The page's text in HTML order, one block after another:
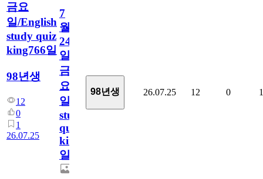
금요
일/English
study quiz
king766일
98년생
12
0
1
26.07.25
7
월
24
일
금
요
일/English
study
quiz
king766
일
98년생 26.07.25 12 0 1